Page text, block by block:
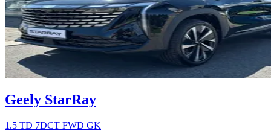
Geely StarRay
1.5 TD 7DCT FWD GK